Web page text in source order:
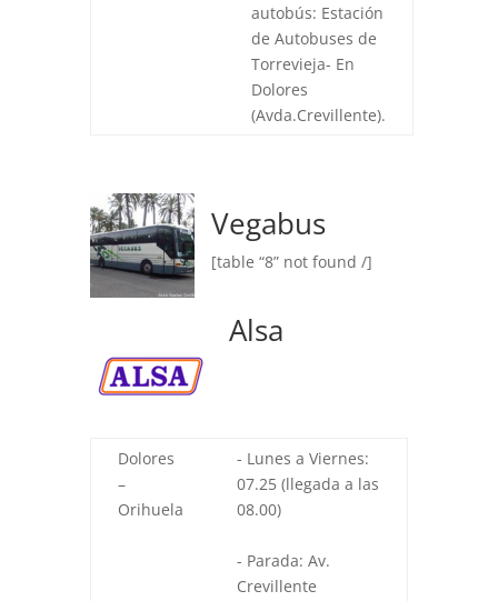
autobús: Estación
de Autobuses de
Torrevieja- En
Dolores
(Avda.Crevillente).
Vegabus
[table “8” not found /]
Alsa
Dolores
–
Orihuela
- Lunes a Viernes:
07.25 (llegada a las
08.00)
- Parada: Av.
Crevillente